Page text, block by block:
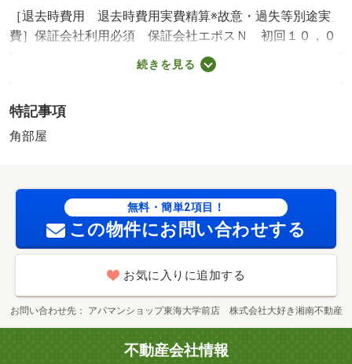
［退去時費用 退去時費用実費精算※故意・過失等別途実
費］保証会社利用必須 保証会社エポスＮ 初回１０，０
００円、月額総支払額の２％／月 お電話でもお気軽にお
問い合わせくださいませ。 初期費用クレジットカード決
す♪ ／加盟団体名：（公社）神奈川県宅地建物取引業協
会 公取協名：（公社） 首都圏不動産公正取引協議会加
続きを見る
特記事項
角部屋
無料・簡単2項目！
この物件にお問い合わせする
お気に入りに追加する
お問い合わせ先 アパマンショップ東海大学前店 株式会社大好き湘南不動産
不動産会社情報